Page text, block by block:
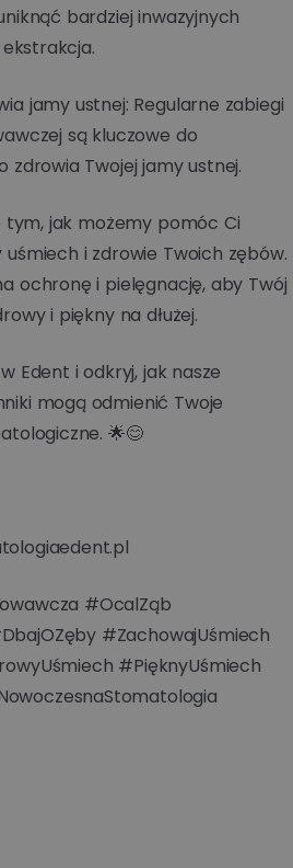
bardziej inwazyjnych
jamy ustnej: Regularne zabiegi
są kluczowe do
zdrowia Twojej jamy ustnej.
tym, jak możemy pomóc Ci
i zdrowie Twoich zębów.
ochronę i pielęgnację, aby Twój
i piękny na dłużej.
Edent i odkryj, jak nasze
mogą odmienić Twoje
🌟😊
#OcalZąb
#ZachowajUśmiech
#PięknyUśmiech